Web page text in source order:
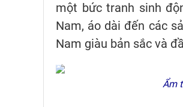
một bức tranh sinh
Nam, áo dài đến các
Nam giàu bản sắc và
Ẩm